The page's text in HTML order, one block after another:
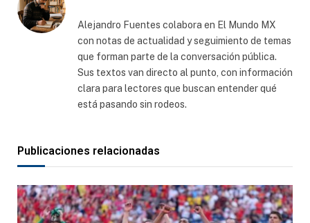
Alejandro Fuentes colabora en El Mundo MX
con notas de actualidad y seguimiento de temas
que forman parte de la conversación pública.
Sus textos van directo al punto, con información
clara para lectores que buscan entender qué
está pasando sin rodeos.
Publicaciones relacionadas